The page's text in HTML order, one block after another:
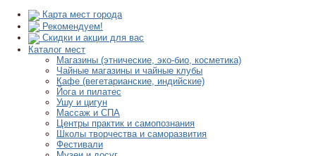
Карта мест города
Рекомендуем!
Скидки и акции для вас
Каталог мест
Магазины (этнические, эко-био, косметика)
Чайные магазины и чайные клубы
Кафе (вегетарианские, индийские)
Йога и пилатес
Ушу и цигун
Массаж и СПА
Центры практик и самопознания
Школы творчества и саморазвития
Фестивали